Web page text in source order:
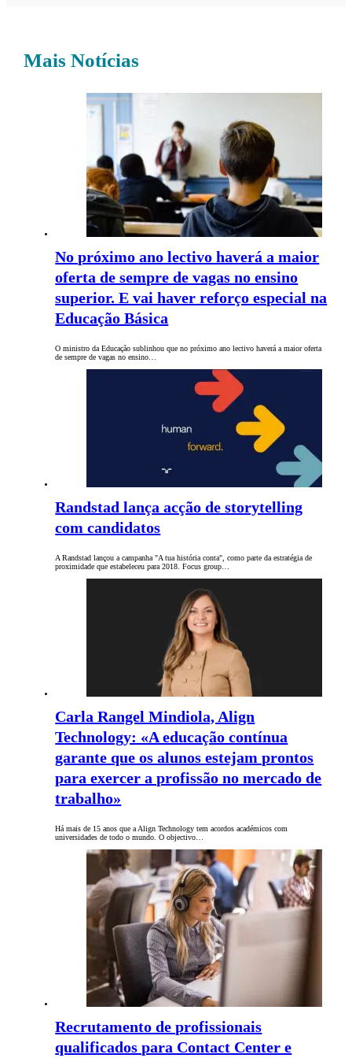
Mais Notícias
No próximo ano lectivo haverá a maior
oferta de sempre de vagas no ensino
superior. E vai haver reforço especial na
Educação Básica
O ministro da Educação sublinhou que no próximo ano lectivo haverá a maior oferta
de sempre de vagas no ensino…
Randstad lança acção de storytelling
com candidatos
A Randstad lançou a campanha "A tua história conta", como parte da estratégia de
proximidade que estabeleceu para 2018. Focus group…
Carla Rangel Mindiola, Align
Technology: «A educação contínua
garante que os alunos estejam prontos
para exercer a profissão no mercado de
trabalho»
Há mais de 15 anos que a Align Technology tem acordos académicos com
universidades de todo o mundo. O objectivo…
Recrutamento de profissionais
qualificados para Contact Center e